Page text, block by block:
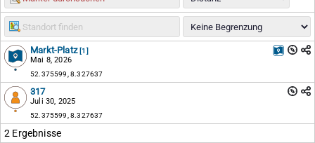
Markt-Platz [1]
Mai 8, 2026
52.375599, 8.327637
317
Juli 30, 2025
52.375599, 8.327637
2 Ergebnisse